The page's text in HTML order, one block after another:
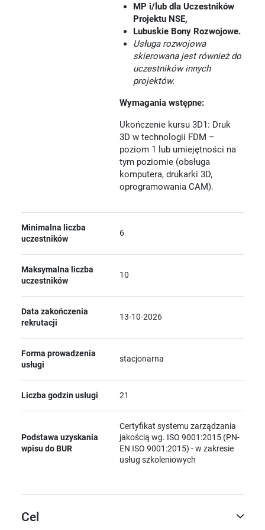
MP i/lub dla Uczestników
Projektu NSE,
Lubuskie Bony Rozwojowe.
Usługa rozwojowa
skierowana jest również do
uczestników innych
projektów.
Wymagania wstępne:
Ukończenie kursu 3D1: Druk
3D w technologii FDM –
poziom 1 lub umiejętności na
tym poziomie (obsługa
komputera, drukarki 3D,
oprogramowania CAM).
Minimalna liczba
uczestników
6
Maksymalna liczba
uczestników
10
Data zakończenia
rekrutacji
13-10-2026
Forma prowadzenia
usługi
stacjonarna
Liczba godzin usługi 21
Podstawa uzyskania
wpisu do BUR
Certyfikat systemu zarządzania
jakością wg. ISO 9001:2015 (PN-
EN ISO 9001:2015) - w zakresie
usług szkoleniowych
Cel